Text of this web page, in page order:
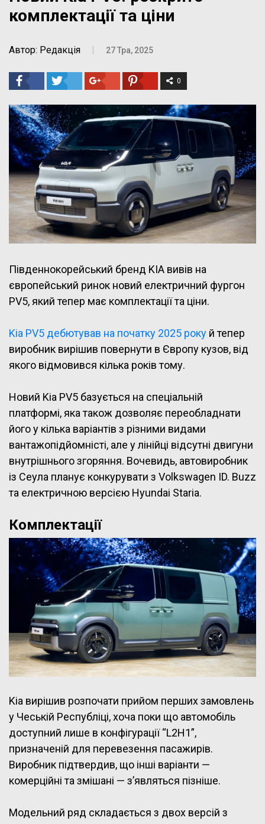
комплектації та ціни
Автор: Редакція | 27 Тра, 2025
0
Південнокорейський бренд KIA вивів на
європейський ринок новий електричний фургон
PV5, який тепер має комплектації та ціни.
Kia PV5 дебютував на початку 2025 року й тепер
виробник вирішив повернути в Європу кузов, від
якого відмовився кілька років тому.
Новий Kia PV5 базується на спеціальній
платформі, яка також дозволяє переобладнати
його у кілька варіантів з різними видами
вантажопідйомністі, але у лінійці відсутні двигуни
внутрішнього згоряння. Вочевидь, автовиробник
із Сеула планує конкурувати з Volkswagen ID. Buzz
та електричною версією Hyundai Staria.
Комплектації
Kia вирішив розпочати прийом перших замовлень
у Чеській Республіці, хоча поки що автомобіль
доступний лише в конфігурації “L2H1”,
призначеній для перевезення пасажирів.
Виробник підтвердив, що інші варіанти —
комерційні та змішані — з’являться пізніше.
Модельний ряд складається з двох версій з